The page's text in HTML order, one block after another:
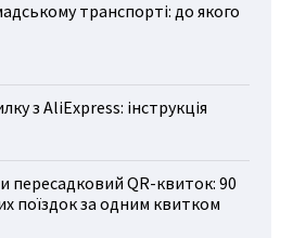
транспорті: до якого
з AliExpress: інструкція
пересадковий QR-квиток: 90
поїздок за одним квитком